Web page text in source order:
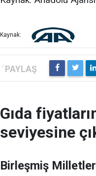
Kaynak:
Gıda
seviyesine
Birleşmiş Milletler